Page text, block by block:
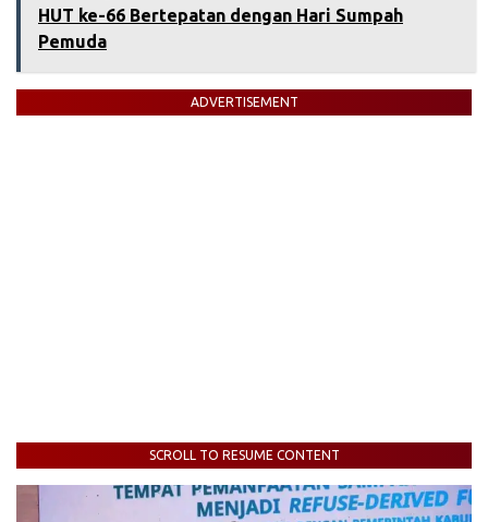
HUT ke-66 Bertepatan dengan Hari Sumpah
Pemuda
ADVERTISEMENT
SCROLL TO RESUME CONTENT